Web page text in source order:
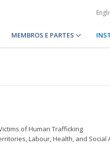
MEMBROS E PARTES
of Human Trafficking
Labour, Health, and Social